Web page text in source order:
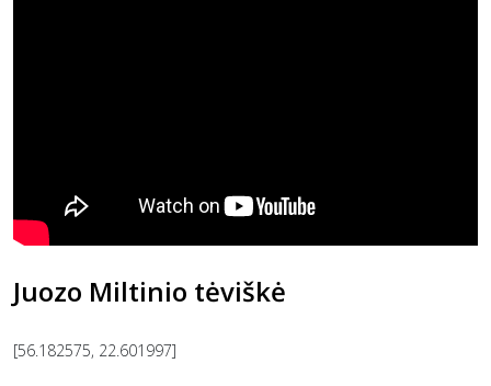
Juozo Miltinio tėviškė
[56.182575, 22.601997]